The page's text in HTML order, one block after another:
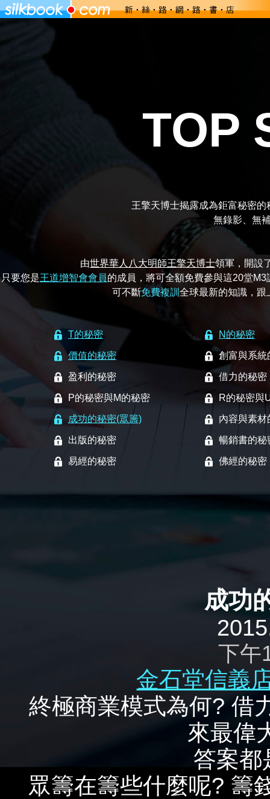
TOP
王擎天博士揭露成為鉅富秘密
無錄影、無
由世界華人八大明師王擎天博士領軍，開設
只要您是王道增智會會員的成員，將可全額免費參與這20堂
可不斷免費複訓 全球最新的知識，跟
T的秘密 N的秘密
價值的秘密 創富與系統
盈利的秘密 借力的秘密
P的秘密與M的秘密 R的秘密與
成功的秘密(眾籌) 內容與素材
出版的秘密 暢銷書的秘
易經的秘密 佛經的秘密
成功
下午
金石堂信義
終極商業模式為何? 借
來最偉
答案都
眾籌在籌些什麼呢? 籌